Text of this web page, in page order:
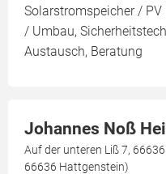
Solarstromspeicher / PV
/ Umbau,
Austausch, Beratung
Johannes Noß
Auf der unteren Liß 7,
66636 Hattgenstein)